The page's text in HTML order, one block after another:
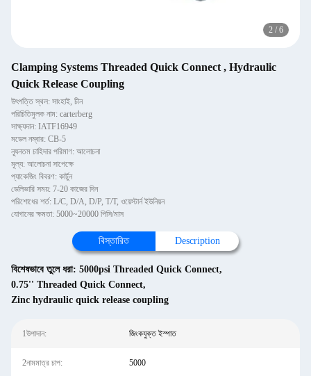
2 / 6
Clamping Systems Threaded Quick Connect , Hydraulic
Quick Release Coupling
উৎপত্তি স্থল: সাংহাই, চীন
পরিচিতিমুলক নাম: carterberg
সাক্ষ্যদান: IATF16949
মডেল নম্বার: CB-5
ন্যূনতম চাহিদার পরিমাণ: আলোচনা
মূল্য: আলোচনা সাপেক্ষে
প্যাকেজিং বিবরণ: কার্টুন
ডেলিভারি সময়: 7-20 কাজের দিন
পরিশোধের শর্ত: L/C, D/A, D/P, T/T, ওয়েস্টার্ন ইউনিয়ন
যোগানের ক্ষমতা: 5000~20000 পিসি/মাস
বিস্তারিত Description
বিশেষভাবে তুলে ধরা: 5000psi Threaded Quick Connect,
0.75'' Threaded Quick Connect,
Zinc hydraulic quick release coupling
1উপাদান: জিংকযুক্ত ইস্পাত
2নামমাত্র চাপ: 5000